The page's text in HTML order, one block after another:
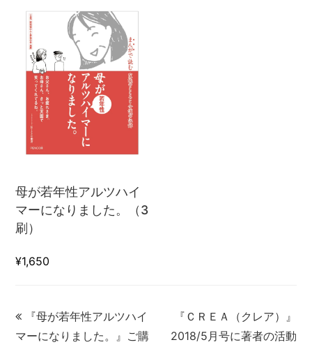
母が若年性アルツハイ
マーになりました。（3
刷）
¥1,650
『母が若年性アルツハイ
マーになりました。』ご購
『ＣＲＥＡ（クレア）』
2018/5月号に著者の活動